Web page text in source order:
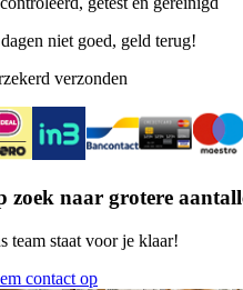
niet goed, geld terug!
verzonden
zoek naar grotere
team staat voor je klaar!
contact op